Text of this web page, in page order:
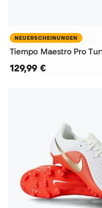
NEUERSCHEINUNGEN
129,99 €